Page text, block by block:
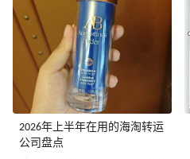
2026年上半年在用的海淘转运
公司盘点